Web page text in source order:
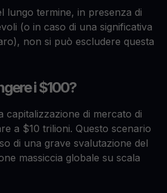
lungo termine, in presenza di
(o in caso di una significativa
non si può escludere questa
i $100?
capitalizzazione di mercato di
a $10 trilioni. Questo scenario
di una grave svalutazione del
massiccia globale su scala